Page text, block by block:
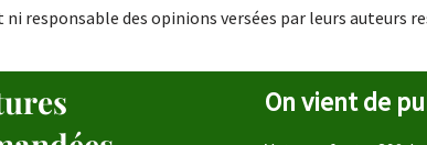
responsable des opinions versées par leurs auteurs
On vient de